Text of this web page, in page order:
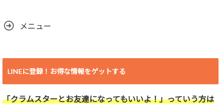
メニュー
LINEに登録！お得な情報をゲットする
「クラムスターとお友達になってもいいよ！」っていう方は